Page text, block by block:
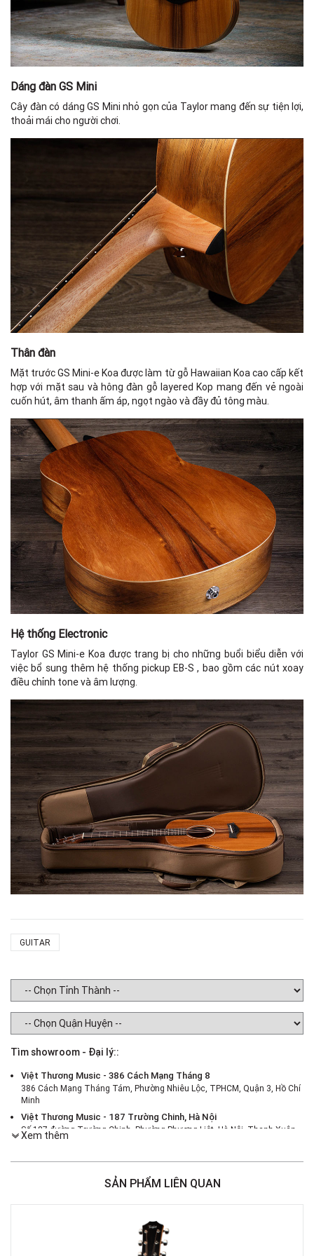
Dáng đàn GS Mini
Cây đàn có dáng GS Mini nhỏ gọn của Taylor mang đến sự tiện lợi,
thoải mái cho người chơi.
Thân đàn
Mặt trước GS Mini-e Koa được làm từ gỗ Hawaiian Koa cao cấp kết
hợp với mặt sau và hông đàn gỗ layered Kop mang đến vẻ ngoài
cuốn hút, âm thanh ấm áp, ngọt ngào và đầy đủ tông màu.
Hệ thống Electronic
Taylor GS Mini-e Koa được trang bị cho những buổi biểu diễn với
việc bổ sung thêm hệ thống pickup EB-S , bao gồm các nút xoay
điều chỉnh tone và âm lượng.
GUITAR
Tìm showroom - Đại lý::
Việt Thương Music - 386 Cách Mạng Tháng 8
386 Cách Mạng Tháng Tám, Phường Nhiêu Lộc, TPHCM, Quận 3, Hồ Chí
Minh
Việt Thương Music - 187 Trường Chinh, Hà Nội
Số 187 đường Trường Chinh, Phường Phương Liệt, Hà Nội, Thanh Xuân ,
Hà Nội
Việt Thương Music - 46 Hào Nam
Việt Thương Music - Crescent Mall
Việt Thương Music - 180 Võ Thị Sáu
180B Võ Thị Sáu, Phường Xuân Hòa, TPHCM, Quận 3, Hồ Chí Minh
Xem thêm
SẢN PHẨM LIÊN QUAN